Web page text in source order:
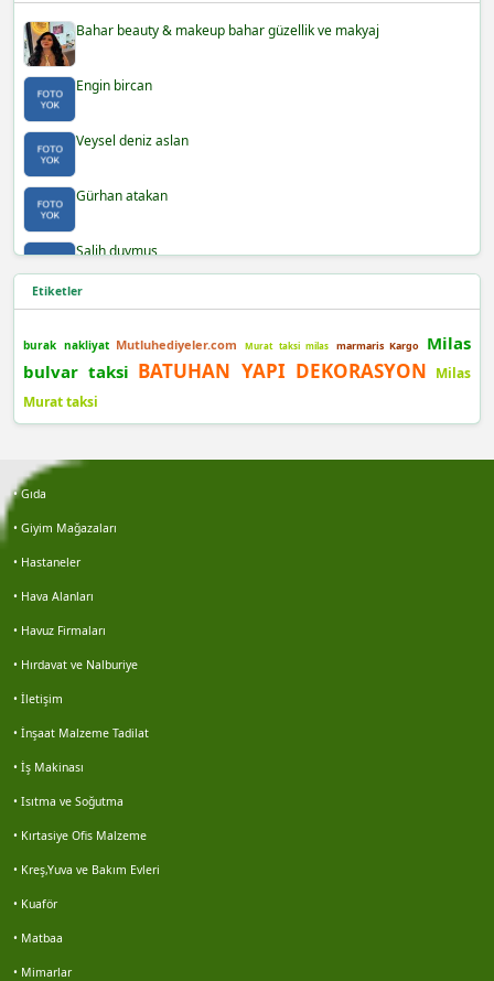
Bahar beauty & makeup bahar güzellik ve makyaj
Engin bircan
Veysel deniz aslan
Gürhan atakan
Salih duymuş
Burak demir
Şafak yılmaz
Bayram açıktepe
İdris çolak
Gökhan keleş
Erdal senel
Etiketler
burak nakliyat Mutluhediyeler.com Murat taksi milas marmaris Kargo
Milas
bulvar taksi BATUHAN YAPI DEKORASYON Milas
Murat taksi
• Gıda
• Giyim Mağazaları
• Hastaneler
• Hava Alanları
• Havuz Firmaları
• Hırdavat ve Nalburiye
• İletişim
• İnşaat Malzeme Tadilat
• İş Makinası
• Isıtma ve Soğutma
• Kırtasiye Ofis Malzeme
• Kreş,Yuva ve Bakım Evleri
• Kuaför
• Matbaa
• Mimarlar